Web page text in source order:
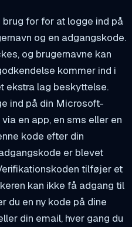
for for at logge ind på
og en adgangskode.
og brugernavne kan
kommer ind i
ekstra lag beskyttelse.
ind på din Microsoft-
en app, en sms eller en
kode efter din
er blevet
tilføjer et
kan ikke få adgang til
du en ny kode på dine
din email, hver gang du